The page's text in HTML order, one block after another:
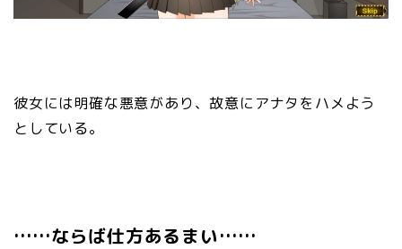
彼女には明確な悪意があり、故意にアナタをハメよう
としている。
……ならば仕方あるまい……